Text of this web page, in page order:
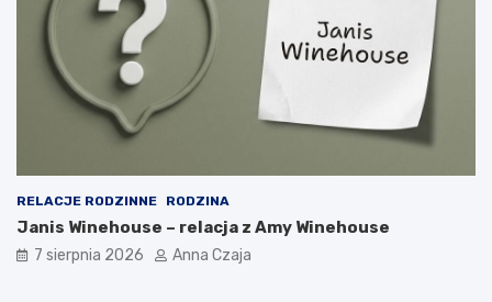
RELACJE RODZINNE RODZINA
Janis Winehouse – relacja z Amy Winehouse
7 sierpnia 2026 Anna Czaja